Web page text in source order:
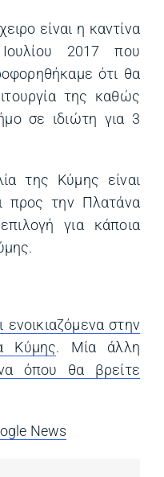
είναι η καντίνα
2017 που
ότι θα
της καθώς
σε ιδιώτη για 3
της Κύμης είναι
προς την Πλατάνα
για κάποια
ενοικιαζόμενα στην
Κύμης(opens in a new
. Μία άλλη
όπου θα βρείτε
in a new tab)
News